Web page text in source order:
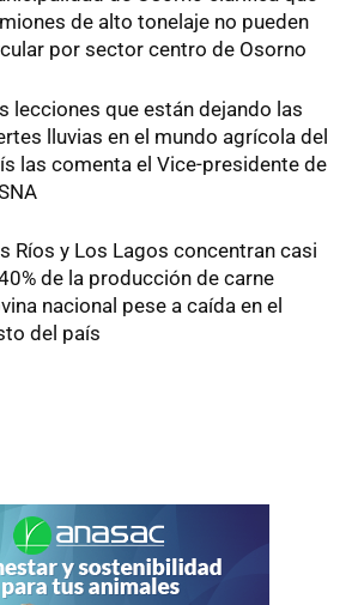
de alto tonelaje no pueden
por sector centro de Osorno
lecciones que están dejando las
lluvias en el mundo agrícola del
las comenta el Vice-presidente de
Ríos y Los Lagos concentran casi
de la producción de carne
nacional pese a caída en el
del país